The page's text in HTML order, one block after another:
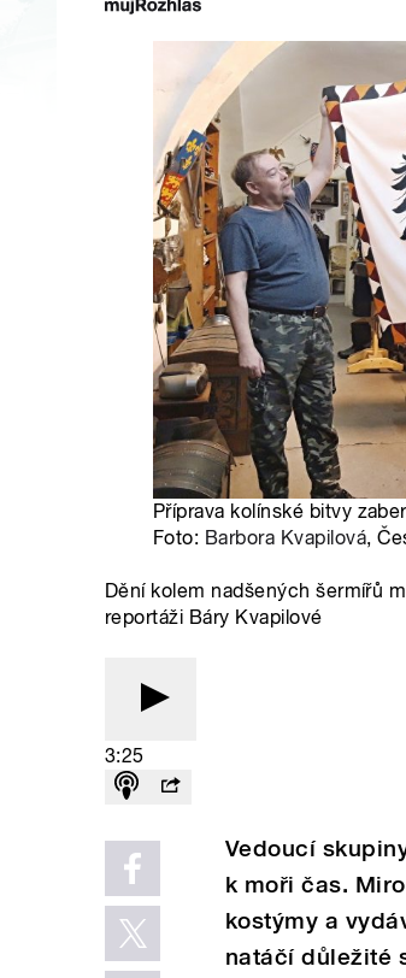
Příprava kolínské bitvy
Foto: Barbora Kvapilová,
Dění kolem nadšených šermířů
reportáži Báry Kvapilové
3:25
Vedoucí
k moři čas.
kostýmy a
natáčí důležité